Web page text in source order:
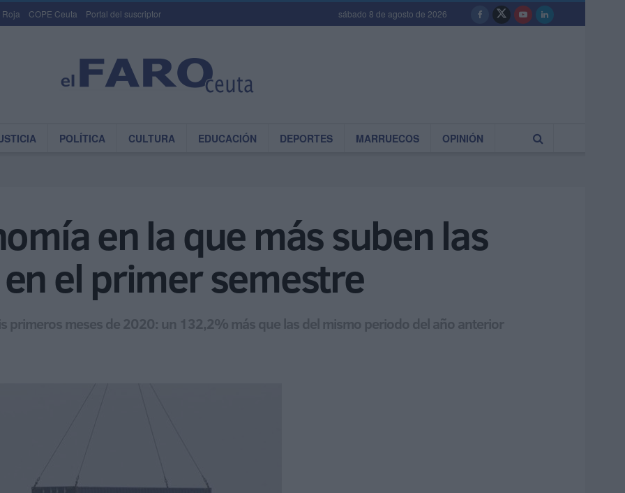
Roja COPE Ceuta Portal del suscriptor sábado 8 de agosto de 2026
POLÍTICA CULTURA EDUCACIÓN DEPORTES MARRUECOS OPINIÓN
en la que más suben las
el primer semestre
primeros meses de 2020: un 132,2% más que las del mismo periodo del año anterior